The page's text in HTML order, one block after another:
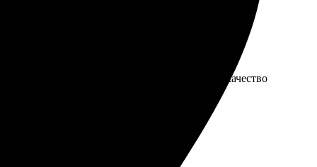
и оформление превзошли ожидания, а качество